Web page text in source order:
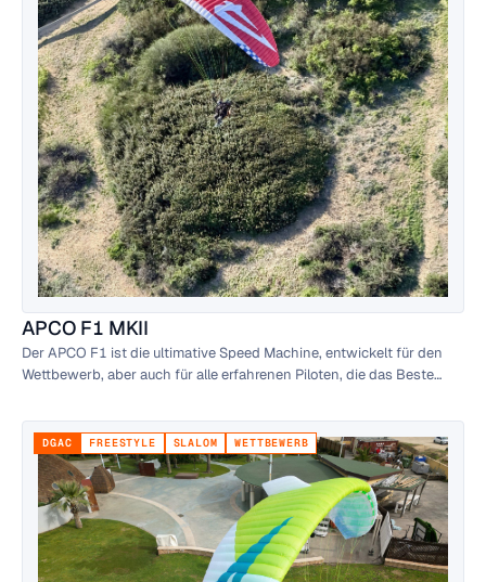
APCO F1 MKII
Der APCO F1 ist die ultimative Speed Machine, entwickelt für den
Wettbewerb, aber auch für alle erfahrenen Piloten, die das Beste
DGAC FREESTYLE SLALOM WETTBEWERB